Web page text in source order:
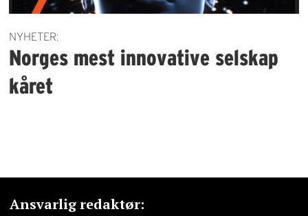
NYHETER:
Norges mest innovative selskap
kåret
Ansvarlig redaktør: